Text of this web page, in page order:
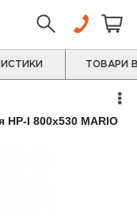
ТОВАРИ В
НР-І 800х530 MARIO